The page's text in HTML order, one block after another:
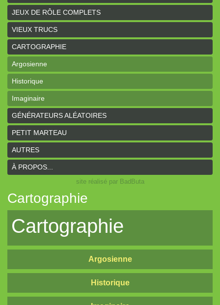
JEUX DE RÔLE COMPLETS
VIEUX TRUCS
CARTOGRAPHIE
Argosienne
Historique
Imaginaire
GÉNÉRATEURS ALÉATOIRES
PETIT MARTEAU
AUTRES
À PROPOS...
site réalisé par BadButa
Cartographie
Cartographie
Argosienne
Historique